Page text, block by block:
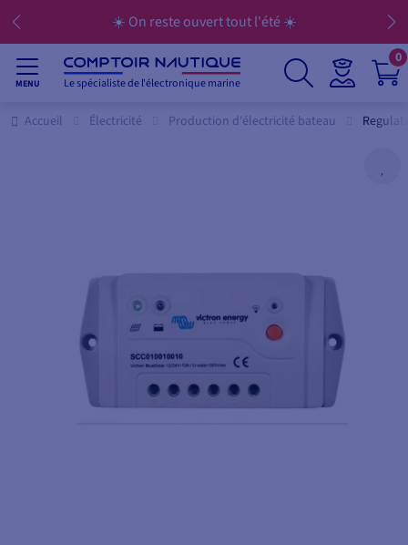
☀️ On reste ouvert tout l'été ☀️
MENU Le spécialiste de l'électronique marine
0
Accueil Électricité Production d'électricité bateau